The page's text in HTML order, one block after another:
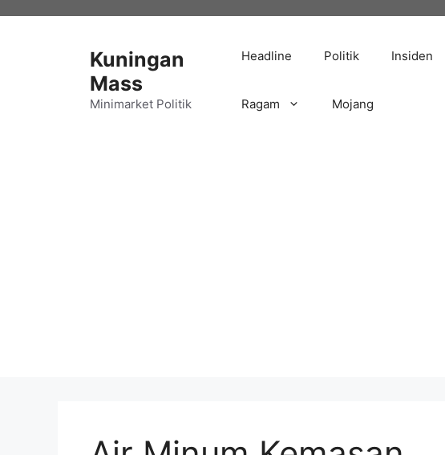
Kuningan
Mass
Minimarket Politik
Headline Politik Insiden
Ragam Mojang